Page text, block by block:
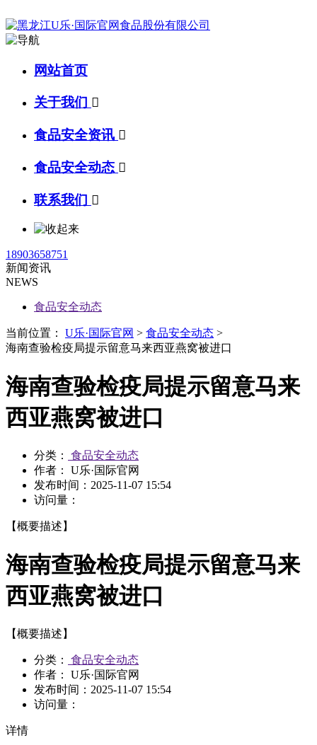
网站首页
关于我们 
食品安全资讯 
食品安全动态 
联系我们 
18903658751
新闻资讯
NEWS
食品安全动态
当前位置： U乐·国际官网 > 食品安全动态 >
海南查验检疫局提示留意马来西亚燕窝被进口
海南查验检疫局提示留意马来
西亚燕窝被进口
分类：
食品安全动态
作者： U乐·国际官网
发布时间： 2025-11-07 15:54
访问量：
【概要描述】
海南查验检疫局提示留意马来
西亚燕窝被进口
【概要描述】
分类：
食品安全动态
作者： U乐·国际官网
发布时间： 2025-11-07 15:54
访问量：
详情